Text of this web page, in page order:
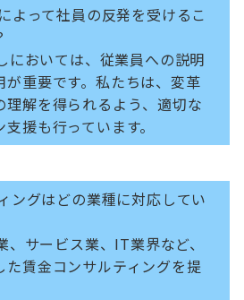
よって社員の反発を受けるこ
においては、従業員への説明
重要です。私たちは、変革
理解を得られるよう、適切な
援も行っています。
ングはどの業種に対応してい
サービス業、IT業界など、
た賃金コンサルティングを提